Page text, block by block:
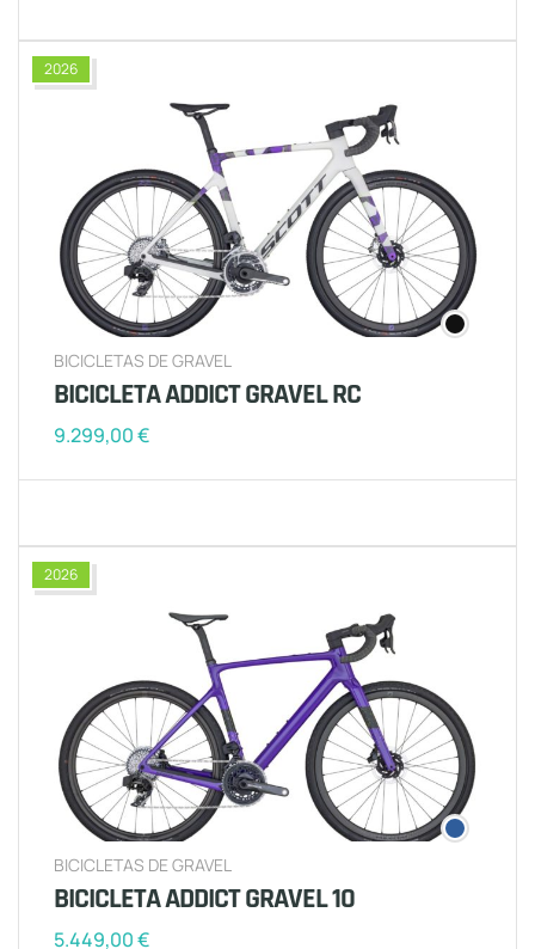
2026
BICICLETAS DE GRAVEL
BICICLETA ADDICT GRAVEL RC
9.299,00€
2026
BICICLETAS DE GRAVEL
BICICLETA ADDICT GRAVEL 10
5.449,00€